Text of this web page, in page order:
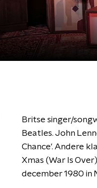
Britse singer/
Beatles. John
Chance'. Andere
Xmas (War Is
december 1980 in